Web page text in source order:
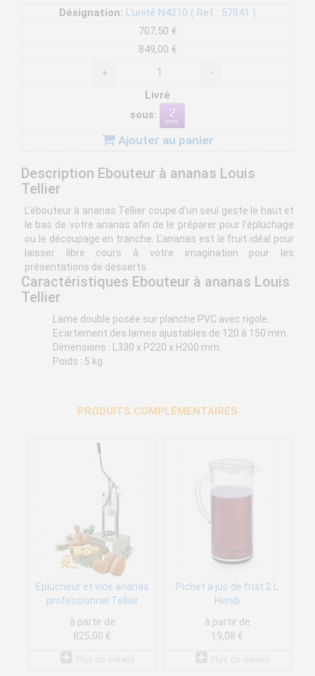
Désignation: L'unité N4210 ( Ref : 57841 )
707,50 €
849,00 €
+ -
Livré
sous:
Ajouter au panier
Description Ebouteur à ananas Louis
Tellier
L'ébouteur à ananas Tellier coupe d'un seul geste le haut et
le bas de votre ananas afin de le préparer pour l'épluchage
ou le découpage en tranche. L'ananas est le fruit idéal pour
laisser libre cours à votre imagination pour les
présentations de desserts.
Caractéristiques Ebouteur à ananas Louis
Tellier
Lame double posée sur planche PVC avec rigole.
Ecartement des lames ajustables de 120 à 150 mm.
Dimensions : L330 x P220 x H200 mm.
Poids : 5 kg
PRODUITS COMPLÉMENTAIRES
Eplucheur et vide ananas
professionnel Tellier
à partir de
825,00 €
Pichet à jus de fruit 2 L
Hendi
à partir de
19,08 €